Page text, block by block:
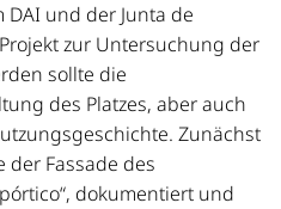
und der Junta de
zur Untersuchung der
sollte die
des Platzes, aber auch
Zunächst
der Fassade des
dokumentiert und